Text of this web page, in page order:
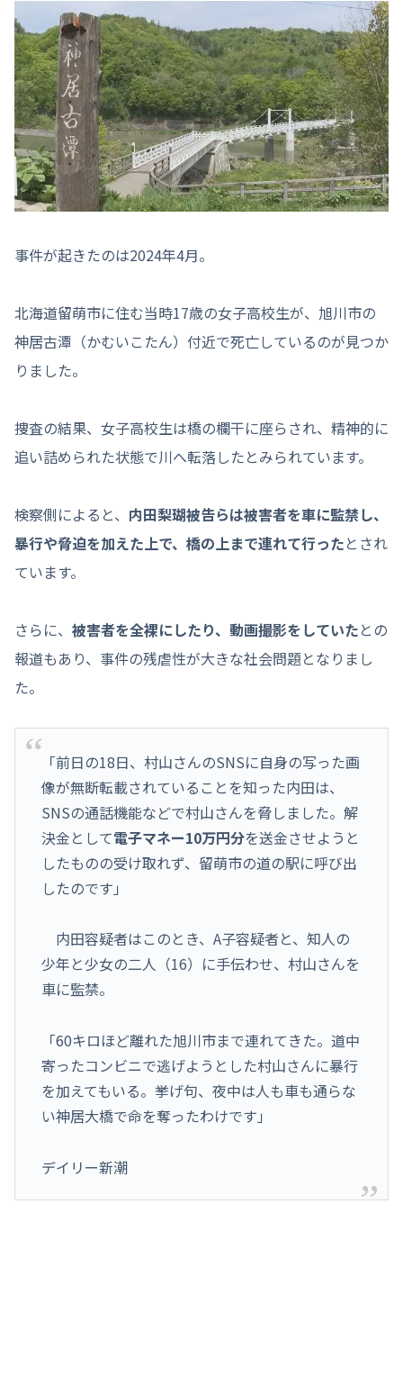
事件が起きたのは2024年4月。
北海道留萌市に住む当時17歳の女子高校生が、旭川市の
神居古潭（かむいこたん）付近で死亡しているのが見つか
りました。
捜査の結果、女子高校生は橋の欄干に座らされ、精神的に
追い詰められた状態で川へ転落したとみられています。
検察側によると、 内田梨瑚被告らは被害者を車に監禁し、
暴行や脅迫を加えた上で、橋の上まで連れて行ったとされ
ています。
さらに、 被害者を全裸にしたり、動画撮影をしていたとの
報道もあり、事件の残虐性が大きな社会問題となりまし
た。
「前日の18日、村山さんのSNSに自身の写った画
像が無断転載されていることを知った内田は、
SNSの通話機能などで村山さんを脅しました。解
決金として電子マネー10万円分を送金させようと
したものの受け取れず、留萌市の道の駅に呼び出
したのです」
内田容疑者はこのとき、A子容疑者と、知人の
少年と少女の二人（16）に手伝わせ、村山さんを
車に監禁。
「60キロほど離れた旭川市まで連れてきた。道中
寄ったコンビニで逃げようとした村山さんに暴行
を加えてもいる。挙げ句、夜中は人も車も通らな
い神居大橋で命を奪ったわけです」
デイリー新潮